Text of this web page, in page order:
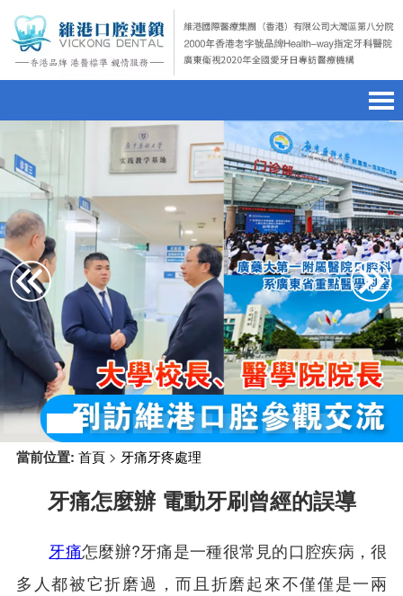
home page
醫院簡介
hospital introduction
醫生介紹doctor introduction
醫療新聞medical news
種植牙
dental implant
箍牙orthodontics
收費標準charge standard
預約牙醫contact us
微信預約
WhatsApp預約
當前位置: 首頁> 牙痛牙疼處理
牙痛怎麼辦 電動牙刷曾經的誤導
牙痛怎麼辦?牙痛是一種很常見的口腔疾病，很
多人都被它折磨過，而且折磨起來不僅僅是一兩